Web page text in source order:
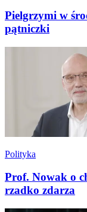
Pielgrzymi w
pątniczki
Polityka
Prof. Nowak o
rzadko zdarza